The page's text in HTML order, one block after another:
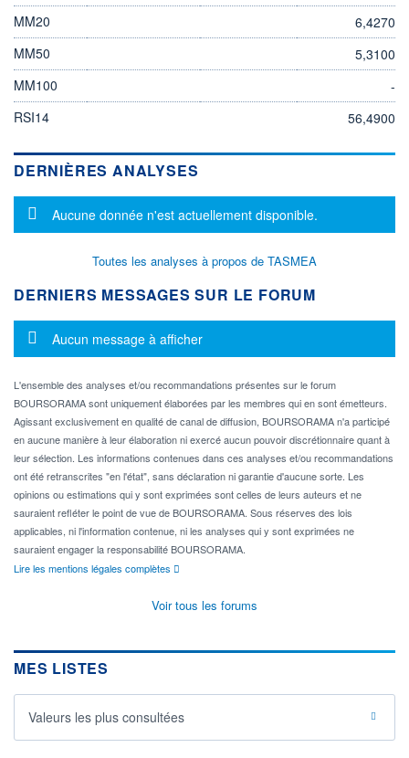
MM20
6,4270
MM50
5,3100
MM100
-
RSI14
56,4900
DERNIÈRES ANALYSES
Message d'information
Aucune donnée n'est actuellement disponible.
Toutes les analyses à propos de TASMEA
DERNIERS MESSAGES SUR LE FORUM
Message d'information
Aucun message à afficher
L'ensemble des analyses et/ou recommandations présentes sur le forum
BOURSORAMA sont uniquement élaborées par les membres qui en sont émetteurs.
Agissant exclusivement en qualité de canal de diffusion, BOURSORAMA n'a participé
en aucune manière à leur élaboration ni exercé aucun pouvoir discrétionnaire quant à
leur sélection. Les informations contenues dans ces analyses et/ou recommandations
ont été retranscrites "en l'état", sans déclaration ni garantie d'aucune sorte. Les
opinions ou estimations qui y sont exprimées sont celles de leurs auteurs et ne
sauraient refléter le point de vue de BOURSORAMA. Sous réserves des lois
applicables, ni l'information contenue, ni les analyses qui y sont exprimées ne
sauraient engager la responsabilité BOURSORAMA.
Lire les mentions légales complètes
Voir tous les forums
MES LISTES
Valeurs les plus consultées